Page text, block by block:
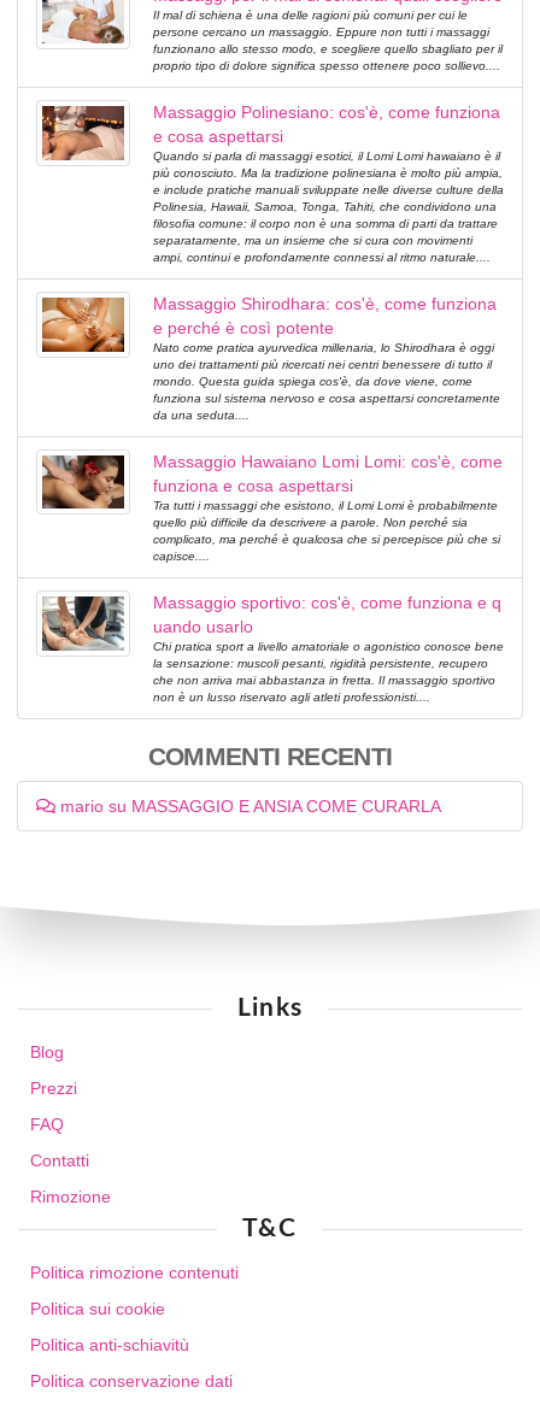
Il mal di schiena è una delle ragioni più comuni per cui le
persone cercano un massaggio. Eppure non tutti i massaggi
funzionano allo stesso modo, e scegliere quello sbagliato per il
proprio tipo di dolore significa spesso ottenere poco sollievo....
Massaggio Polinesiano: cos'è, come funziona
e cosa aspettarsi
Quando si parla di massaggi esotici, il Lomi Lomi hawaiano è il
più conosciuto. Ma la tradizione polinesiana è molto più ampia,
e include pratiche manuali sviluppate nelle diverse culture della
Polinesia, Hawaii, Samoa, Tonga, Tahiti, che condividono una
filosofia comune: il corpo non è una somma di parti da trattare
separatamente, ma un insieme che si cura con movimenti
ampi, continui e profondamente connessi al ritmo naturale....
Massaggio Shirodhara: cos'è, come funziona
e perché è così potente
Nato come pratica ayurvedica millenaria, lo Shirodhara è oggi
uno dei trattamenti più ricercati nei centri benessere di tutto il
mondo. Questa guida spiega cos'è, da dove viene, come
funziona sul sistema nervoso e cosa aspettarsi concretamente
da una seduta....
Massaggio Hawaiano Lomi Lomi: cos'è, come
funziona e cosa aspettarsi
Tra tutti i massaggi che esistono, il Lomi Lomi è probabilmente
quello più difficile da descrivere a parole. Non perché sia
complicato, ma perché è qualcosa che si percepisce più che si
capisce....
Massaggio sportivo: cos'è, come funziona e q
uando usarlo
Chi pratica sport a livello amatoriale o agonistico conosce bene
la sensazione: muscoli pesanti, rigidità persistente, recupero
che non arriva mai abbastanza in fretta. Il massaggio sportivo
non è un lusso riservato agli atleti professionisti....
COMMENTI RECENTI
mario su MASSAGGIO E ANSIA COME CURARLA
Links
Blog
Prezzi
FAQ
Contatti
Rimozione
T&C
Politica rimozione contenuti
Politica sui cookie
Politica anti-schiavitù
Politica conservazione dati